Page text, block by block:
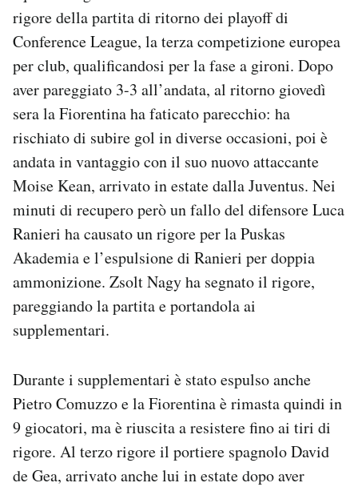
AREA PERSONALE
Area Personale
Newsletter
Notifiche mobile
Hai bisogno di aiuto?
Esci
rigore della partita di ritorno dei playoff di
Conference League, la terza competizione europea
per club, qualificandosi per la fase a gironi. Dopo
aver pareggiato 3-3 all’andata, al ritorno giovedì
sera la Fiorentina ha faticato parecchio: ha
rischiato di subire gol in diverse occasioni, poi è
andata in vantaggio con il suo nuovo attaccante
Moise Kean, arrivato in estate dalla Juventus. Nei
minuti di recupero però un fallo del difensore Luca
Ranieri ha causato un rigore per la Puskas
Akademia e l’espulsione di Ranieri per doppia
ammonizione. Zsolt Nagy ha segnato il rigore,
pareggiando la partita e portandola ai
supplementari.
Durante i supplementari è stato espulso anche
Pietro Comuzzo e la Fiorentina è rimasta quindi in
9 giocatori, ma è riuscita a resistere fino ai tiri di
rigore. Al terzo rigore il portiere spagnolo David
de Gea, arrivato anche lui in estate dopo aver